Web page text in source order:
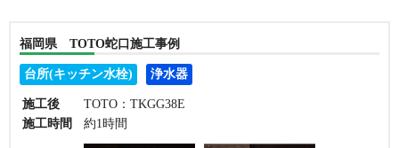
福岡県 TOTO蛇口施工事例
台所(キッチン水栓) 浄水器
施工後
TOTO：TKGG38E
施工時間
約1時間